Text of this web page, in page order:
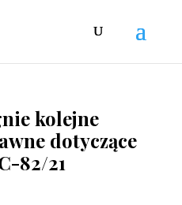
kolejne
dotyczące
82/21